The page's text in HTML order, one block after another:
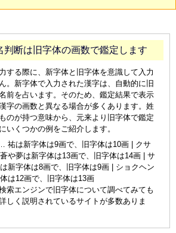
判断は旧字体の画数で鑑定します
する際に、新字体と旧字体を意識して入力
。新字体で入力された漢字は、自動的に旧
前を占います。そのため、鑑定結果で表示
字の画数と異なる場合が多くあります。姓
のが持つ意味から、元来より旧字体で鑑定
いくつかの例をご紹介します。
祐は新字体は9画で、旧字体は10画 | クサ
や夢は新字体は13画で、旧字体は14画 | サ
新字体は8画で、旧字体は9画 | ショクヘン
は12画で、旧字体は13画
索エンジンで旧字体について調べてみても
しく説明されているサイトが多数ありま